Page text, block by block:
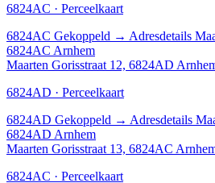
6824AC · Perceelkaart
6824AC Gekoppeld → Adresdetails
6824AC Arnhem
Maarten Gorisstraat 12, 6824AD
6824AD · Perceelkaart
6824AD Gekoppeld → Adresdetails
6824AD Arnhem
Maarten Gorisstraat 13, 6824AC
6824AC · Perceelkaart